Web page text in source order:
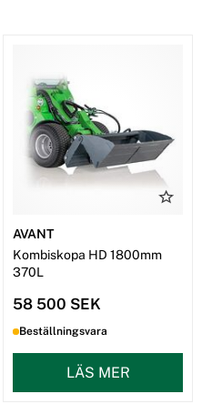
AVANT
Kombiskopa HD 1800mm
370L
58 500 SEK
Beställningsvara
LÄS MER